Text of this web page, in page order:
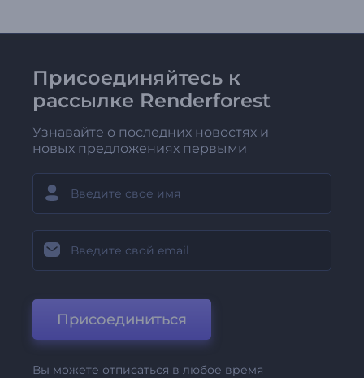
Присоединяйтесь к
рассылке Renderforest
Узнавайте о последних новостях и
новых предложениях первыми
Присоединиться
Вы можете отписаться в любое время